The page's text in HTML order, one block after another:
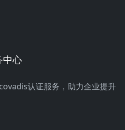
中心
认证服务，助力企业提升